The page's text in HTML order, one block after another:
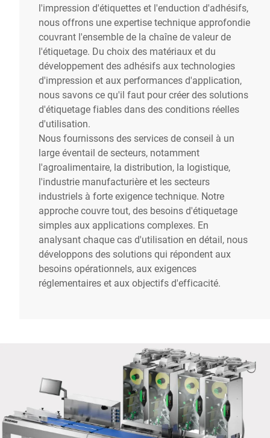
l'impression d'étiquettes et l'enduction d'adhésifs,
nous offrons une expertise technique approfondie
couvrant l'ensemble de la chaîne de valeur de
l'étiquetage. Du choix des matériaux et du
développement des adhésifs aux technologies
d'impression et aux performances d'application,
nous savons ce qu'il faut pour créer des solutions
d'étiquetage fiables dans des conditions réelles
d'utilisation.
Nous fournissons des services de conseil à un
large éventail de secteurs, notamment
l'agroalimentaire, la distribution, la logistique,
l'industrie manufacturière et les secteurs
industriels à forte exigence technique. Notre
approche couvre tout, des besoins d'étiquetage
simples aux applications complexes. En
analysant chaque cas d'utilisation en détail, nous
développons des solutions qui répondent aux
besoins opérationnels, aux exigences
réglementaires et aux objectifs d'efficacité.